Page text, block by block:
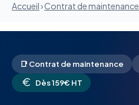
Accueil›Contrat de maintenance
📑 Contrat de maintenance
Dès 159€ HT